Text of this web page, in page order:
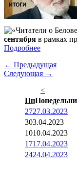
сентября в рамках
Подробнее
← Предыдущая
Следующая →
<
Пн
2727.03.2023
303.04.2023
1010.04.2023
1717.04.2023
2424.04.2023